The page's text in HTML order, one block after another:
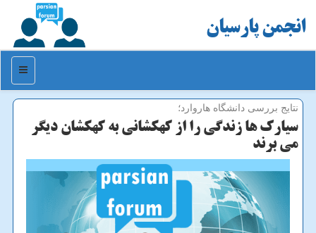
انجمن پارسیان
منو
نتایج بررسی دانشگاه هاروارد؛
سیارك ها زندگی را از كهكشانی به كهكشان دیگر
می برند